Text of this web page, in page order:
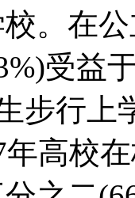
。在
受益
步行上
年高校